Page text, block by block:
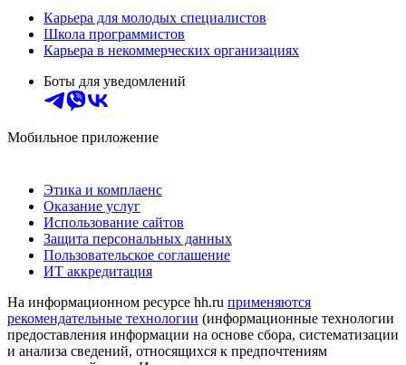
Карьера для молодых специалистов
Школа программистов
Карьера в некоммерческих организациях
Боты для уведомлений
Мобильное приложение
Этика и комплаенс
Оказание услуг
Использование сайтов
Защита персональных данных
Пользовательское соглашение
ИТ аккредитация
На информационном ресурсе hh.ru применяются
рекомендательные технологии (информационные технологии
предоставления информации на основе сбора, систематизации
и анализа сведений, относящихся к предпочтениям